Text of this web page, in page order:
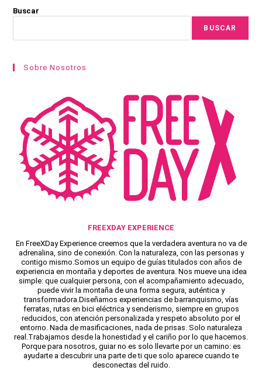
Buscar
BUSCAR
Sobre Nosotros
FREEXDAY EXPERIENCE
En FreeXDay Experience creemos que la verdadera aventura no va de
adrenalina, sino de conexión. Con la naturaleza, con las personas y
contigo mismo.Somos un equipo de guías titulados con años de
experiencia en montaña y deportes de aventura. Nos mueve una idea
simple: que cualquier persona, con el acompañamiento adecuado,
puede vivir la montaña de una forma segura, auténtica y
transformadora.Diseñamos experiencias de barranquismo, vías
ferratas, rutas en bici eléctrica y senderismo, siempre en grupos
reducidos, con atención personalizada y respeto absoluto por el
entorno. Nada de masificaciones, nada de prisas. Solo naturaleza
real.Trabajamos desde la honestidad y el cariño por lo que hacemos.
Porque para nosotros, guiar no es solo llevarte por un camino: es
ayudarte a descubrir una parte de ti que solo aparece cuando te
desconectas del ruido.